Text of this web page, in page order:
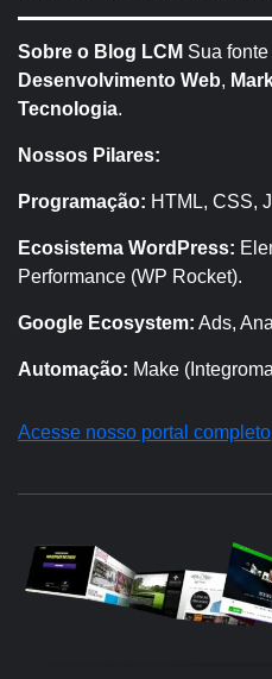
Sobre o Blog LCM Sua
Desenvolvimento Web,
Tecnologia.
Nossos Pilares:
Programação: HTML, CSS,
Ecosistema WordPress:
Performance (WP Rocket).
Google Ecosystem: Ads,
Automação: Make
Acesse nosso portal completo